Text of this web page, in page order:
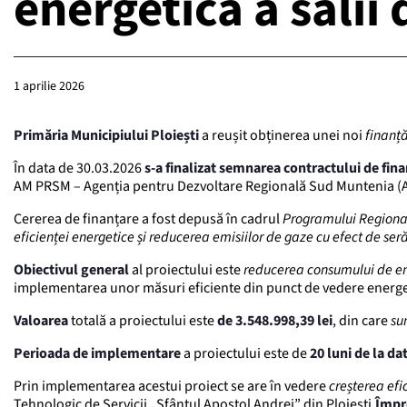
1 aprilie 2026
Primăria Municipiului Ploieștia reușit obținerea unei noi
În data de 30.03.2026s-a finalizat semnarea contractului de
AM PRSM – Agenția pentru Dezvoltare Regională Sud
Cererea de finanțare a fost depusă în cadrulProgramului
eficienței energetice și reducerea emisiilor de gaze cu efect de
Obiectivul generalal proiectului estereducerea consumului de
implementarea unor măsuri eficiente din punct de vedere
Valoareatotală a proiectului estede 3.548.998,39 lei, din care
Perioada de implementarea proiectului este de20 luni de la
Prin implementarea acestui proiect se are în vederecreșterea